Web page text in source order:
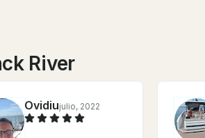
River
Ovidiujulio, 2022